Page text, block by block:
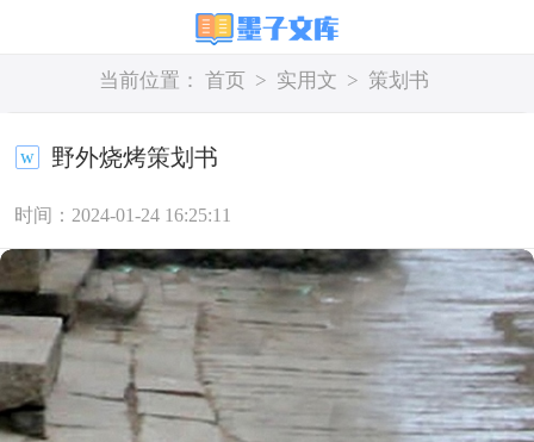
当前位置： 首页 > 实用文 > 策划书
野外烧烤策划书
时间：2024-01-24 16:25:11